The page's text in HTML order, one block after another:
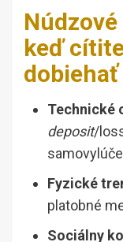
keď
dobiehať
Technické
deposit/
Fyzické
platobné
Sociálny